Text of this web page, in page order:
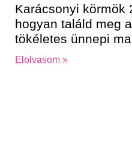
Karácsonyi körmök
hogyan találd meg
tökéletes ünnepi
Elolvasom »